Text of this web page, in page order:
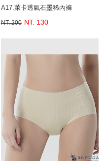
A17.萊卡透氣石墨稀內褲
NT. 200 NT. 130